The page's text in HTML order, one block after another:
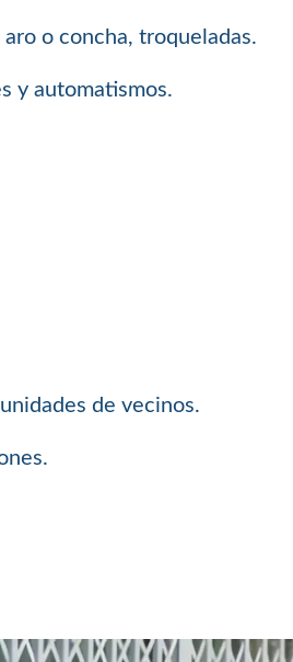
o concha, troqueladas.
y automatismos.
de vecinos.